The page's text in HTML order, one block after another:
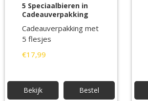
5 Speciaalbieren in
Cadeauverpakking
Cadeauverpakking met
5 flesjes
€17,99
Bekijk Bestel